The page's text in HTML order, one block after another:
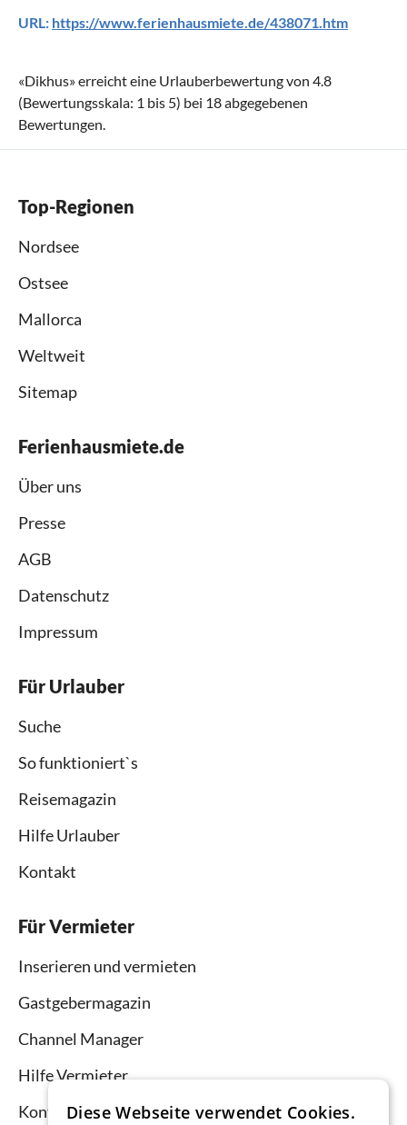
URL: https://www.ferienhausmiete.de/438071.htm
«Dikhus» erreicht eine Urlauberbewertung von 4.8
(Bewertungsskala: 1 bis 5) bei 18abgegebenen
Bewertungen.
Top-Regionen
Nordsee
Ostsee
Mallorca
Weltweit
Sitemap
Ferienhausmiete.de
Über uns
Presse
AGB
Datenschutz
Impressum
Für Urlauber
Suche
So funktioniert`s
Reisemagazin
Hilfe Urlauber
Kontakt
Für Vermieter
Inserieren und vermieten
Gastgebermagazin
Channel Manager
Hilfe Vermieter
KontaktDiese Webseite verwendet Cookies.